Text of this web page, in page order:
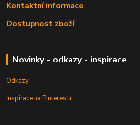
Kontaktní informace
Dostupnost zboží
Novinky - odkazy - inspirace
Odkazy
Inspirace na Pinterestu